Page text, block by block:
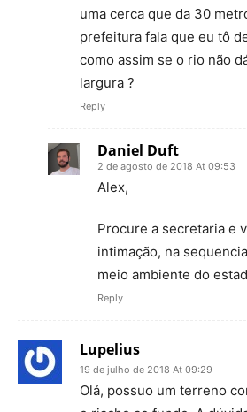
uma cerca que da 30
prefeitura fala que eu tô
como assim se o rio não
largura ?
Reply
Daniel Duft
2 de agosto de 2018 At 09:53
Alex,
Procure a secretaria e
intimação, na
meio ambiente do
Reply
Lupelius
19 de julho de 2018 At 09:29
Olá, possuo um terreno